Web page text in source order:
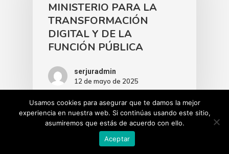
MINISTERIO PARA LA
TRANSFORMACIÓN
DIGITAL Y DE LA
FUNCIÓN PÚBLICA
serjuradmin
12 de mayo de 2025
Usamos cookies para asegurar que te damos la mejor
experiencia en nuestra web. Si continúas usando este sitio,
asumiremos que estás de acuerdo con ello.
Aceptar